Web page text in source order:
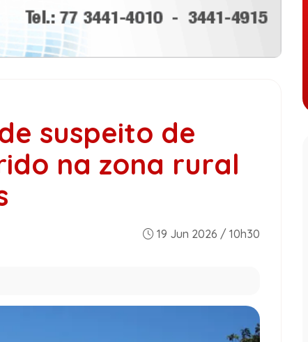
suspeito de
na zona rural
19 Jun 2026 / 10h30